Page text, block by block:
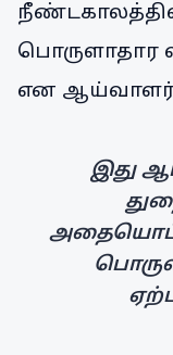
பொருளாதார
என
இது